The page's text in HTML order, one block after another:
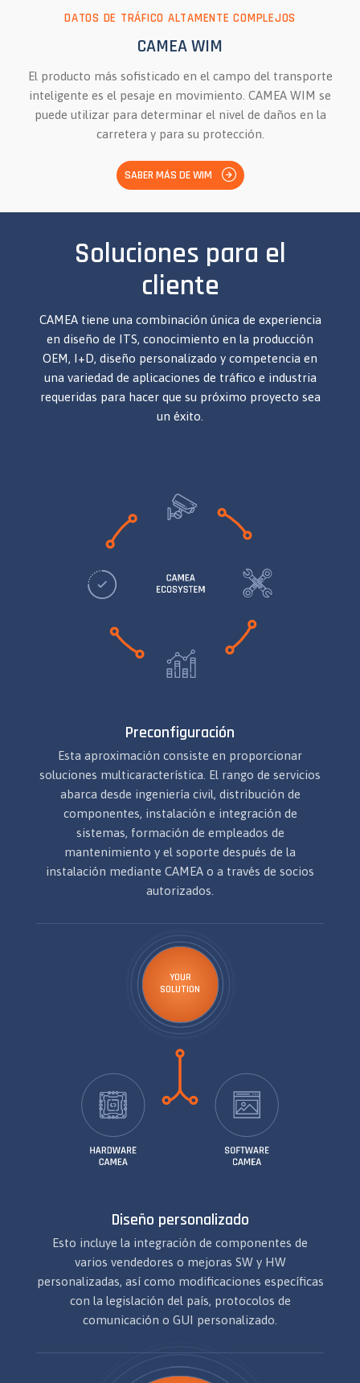
DATOS DE TRÁFICO ALTAMENTE COMPLEJOS
CAMEA WIM
El producto más sofisticado en el campo del transporte
inteligente es el pesaje en movimiento. CAMEA WIM se
puede utilizar para determinar el nivel de daños en la
carretera y para su protección.
SABER MÁS DE WIM
Soluciones para el
cliente
CAMEA tiene una combinación única de experiencia
en diseño de ITS, conocimiento en la producción
OEM, I+D, diseño personalizado y competencia en
una variedad de aplicaciones de tráfico e industria
requeridas para hacer que su próximo proyecto sea
un éxito.
Preconfiguración
Esta aproximación consiste en proporcionar
soluciones multicaracterística. El rango de servicios
abarca desde ingeniería civil, distribución de
componentes, instalación e integración de
sistemas, formación de empleados de
mantenimiento y el soporte después de la
instalación mediante CAMEA o a través de socios
autorizados.
YOUR
SOLUTION
Diseño personalizado
Esto incluye la integración de componentes de
varios vendedores o mejoras SW y HW
personalizadas, así como modificaciones específicas
con la legislación del país, protocolos de
comunicación o GUI personalizado.